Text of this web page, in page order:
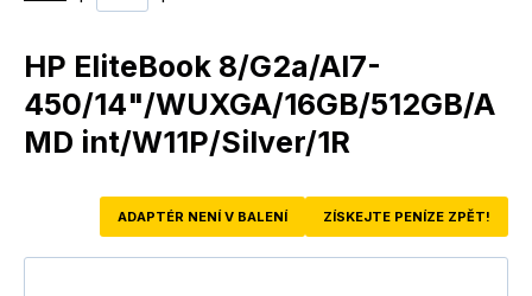
HP EliteBook 8/G2a/AI7-
450/14"/WUXGA/16GB/512GB/A
MD int/W11P/Silver/1R
ADAPTÉR NENÍ V BALENÍ ZÍSKEJTE PENÍZE ZPĚT!